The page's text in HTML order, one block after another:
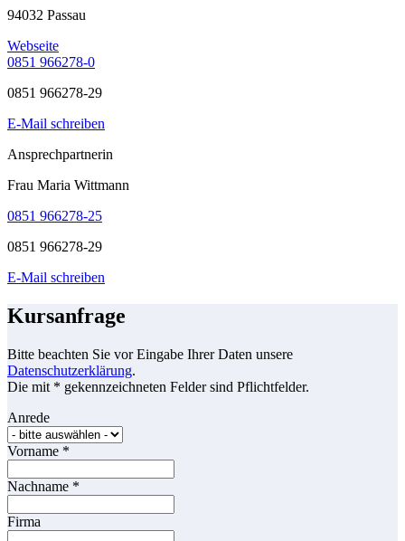
94032 Passau
Webseite
0851 966278-0
0851 966278-29
E-Mail schreiben
Ansprechpartnerin
Frau Maria Wittmann
0851 966278-25
0851 966278-29
E-Mail schreiben
Kursanfrage
Bitte beachten Sie vor Eingabe Ihrer Daten unsere
Datenschutzerklärung.
Die mit * gekennzeichneten Felder sind Pflichtfelder.
Anrede
Vorname *
Nachname *
Firma